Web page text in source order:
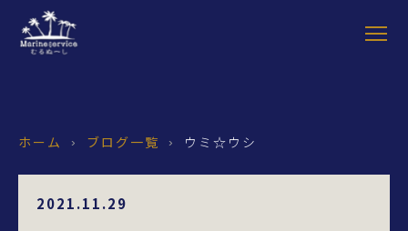
ホーム › ブログ一覧 › ウミ☆ウシ
2021.11.29